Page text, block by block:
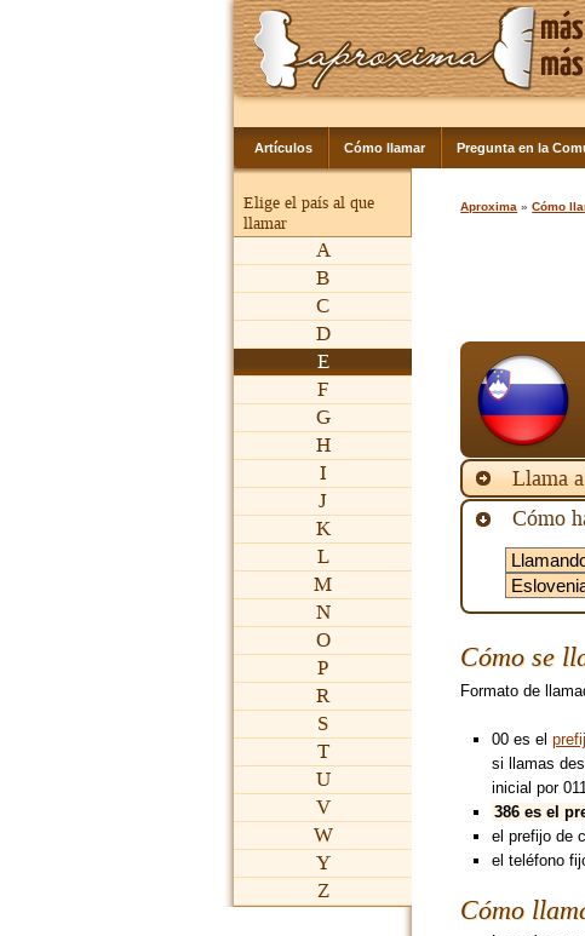
Artículos Cómo llamar Pregunta en la
Elige el país al que
llamar
A
B
C
D
E
F
G
H
I
J
K
L
M
N
O
P
R
S
T
U
V
W
Y
Z
Aproxima »Cómo
Llama
Cómo
Cómo se
Formato de
00 es el
si llamas
inicial por
386 es el
el prefijo de
el teléfono
Cómo